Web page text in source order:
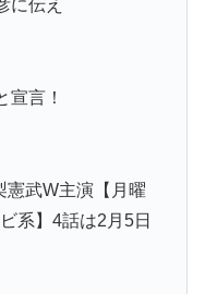
に伝え
宣言！
武W主演【月曜
系】4話は2月5日